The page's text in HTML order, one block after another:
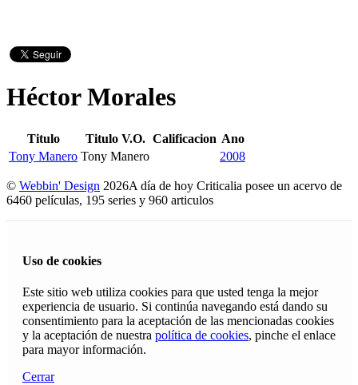
Héctor Morales
Titulo Titulo V.O. Calificacion Ano
Tony Manero Tony Manero 2008
© Webbin' Design 2026A día de hoy Criticalia posee un acervo de
6460 películas, 195 series y 960 articulos
Uso de cookies
Este sitio web utiliza cookies para que usted tenga la mejor
experiencia de usuario. Si continúa navegando está dando su
consentimiento para la aceptación de las mencionadas cookies
y la aceptación de nuestra política de cookies, pinche el enlace
para mayor información.
Cerrar